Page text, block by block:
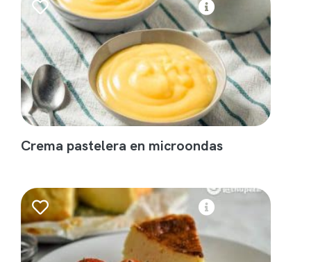
Crema pastelera en microondas